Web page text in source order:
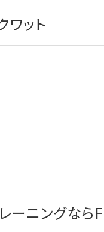
ワット
ーニングなら